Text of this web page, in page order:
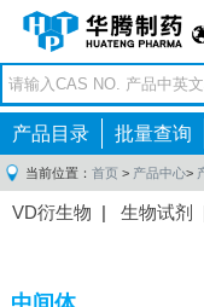
产品目录 批量查询
当前位置： 首页 > 产品中心>
VD衍生物 | 生物试剂